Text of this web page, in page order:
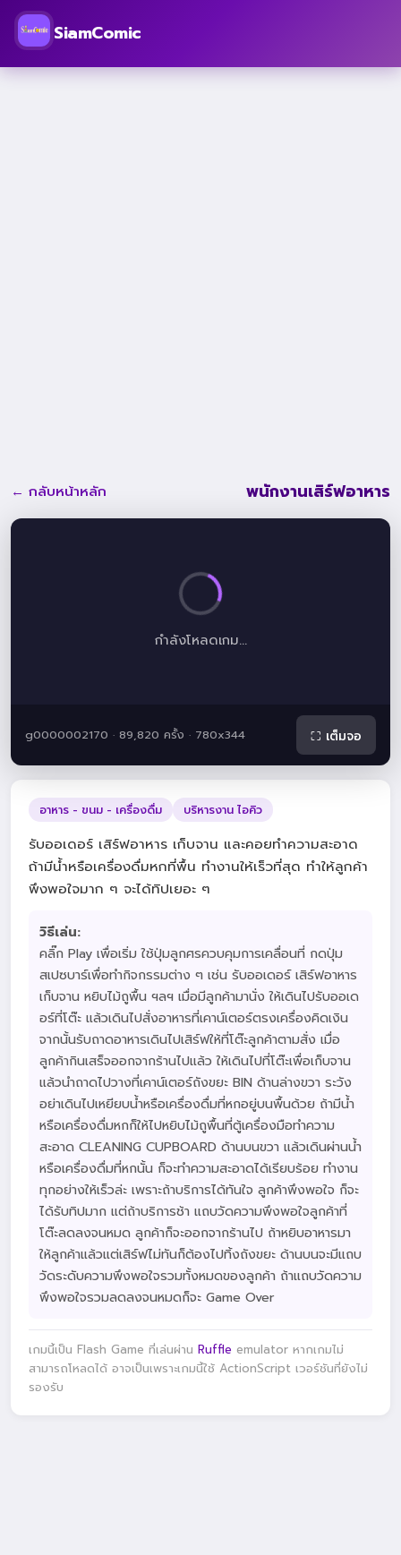
SiamComic
← กลับหน้าหลัก พนักงานเสิร์ฟอาหาร
กำลังโหลดเกม...
g0000002170 · 89,820 ครั้ง · 780x344 ⛶ เต็มจอ
อาหาร - ขนม - เครื่องดื่ม บริหารงาน ไอคิว
รับออเดอร์ เสิร์ฟอาหาร เก็บจาน และคอยทำความสะอาด
ถ้ามีน้ำหรือเครื่องดื่มหกที่พื้น ทำงานให้เร็วที่สุด ทำให้ลูกค้า
พึงพอใจมาก ๆ จะได้ทิปเยอะ ๆ
วิธีเล่น:
คลิ๊ก Play เพื่อเริ่ม ใช้ปุ่มลูกศรควบคุมการเคลื่อนที่ กดปุ่ม
สเปซบาร์เพื่อทำกิจกรรมต่าง ๆ เช่น รับออเดอร์ เสิร์ฟอาหาร
เก็บจาน หยิบไม้ถูพื้น ฯลฯ เมื่อมีลูกค้ามานั่ง ให้เดินไปรับออเด
อร์ที่โต๊ะ แล้วเดินไปสั่งอาหารที่เคาน์เตอร์ตรงเครื่องคิดเงิน
จากนั้นรับถาดอาหารเดินไปเสิร์ฟให้ที่โต๊ะลูกค้าตามสั่ง เมื่อ
ลูกค้ากินเสร็จออกจากร้านไปแล้ว ให้เดินไปที่โต๊ะเพื่อเก็บจาน
แล้วนำถาดไปวางที่เคาน์เตอร์ถังขยะ BIN ด้านล่างขวา ระวัง
อย่าเดินไปเหยียบน้ำหรือเครื่องดื่มที่หกอยู่บนพื้นด้วย ถ้ามีน้ำ
หรือเครื่องดื่มหกก็ให้ไปหยิบไม้ถูพื้นที่ตู้เครื่องมือทำความ
สะอาด CLEANING CUPBOARD ด้านบนขวา แล้วเดินผ่านน้ำ
หรือเครื่องดื่มที่หกนั้น ก็จะทำความสะอาดได้เรียบร้อย ทำงาน
ทุกอย่างให้เร็วล่ะ เพราะถ้าบริการได้ทันใจ ลูกค้าพึงพอใจ ก็จะ
ได้รับทิปมาก แต่ถ้าบริการช้า แถบวัดความพึงพอใจลูกค้าที่
โต๊ะลดลงจนหมด ลูกค้าก็จะออกจากร้านไป ถ้าหยิบอาหารมา
ให้ลูกค้าแล้วแต่เสิร์ฟไม่ทันก็ต้องไปทิ้งถังขยะ ด้านบนจะมีแถบ
วัดระดับความพึงพอใจรวมทั้งหมดของลูกค้า ถ้าแถบวัดความ
พึงพอใจรวมลดลงจนหมดก็จะ Game Over
เกมนี้เป็น Flash Game ที่เล่นผ่าน Ruffle emulator หากเกมไม่
สามารถโหลดได้ อาจเป็นเพราะเกมนี้ใช้ ActionScript เวอร์ชันที่ยังไม่
รองรับ